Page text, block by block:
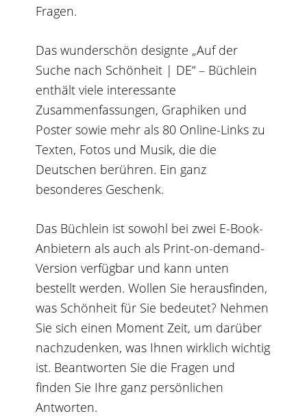
Fragen.
Das wunderschön designte „Auf der
Suche nach Schönheit | DE“ – Büchlein
enthält viele interessante
Zusammenfassungen, Graphiken und
Poster sowie mehr als 80 Online-Links zu
Texten, Fotos und Musik, die die
Deutschen berühren. Ein ganz
besonderes Geschenk.
Das Büchlein ist sowohl bei zwei E-Book-
Anbietern als auch als Print-on-demand-
Version verfügbar und kann unten
bestellt werden. Wollen Sie herausfinden,
was Schönheit für Sie bedeutet? Nehmen
Sie sich einen Moment Zeit, um darüber
nachzudenken, was Ihnen wirklich wichtig
ist. Beantworten Sie die Fragen und
finden Sie Ihre ganz persönlichen
Antworten.